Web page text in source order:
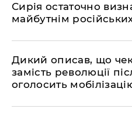
Сирія остаточно
майбутнім
Дикий описав, що
замість революції
оголосить